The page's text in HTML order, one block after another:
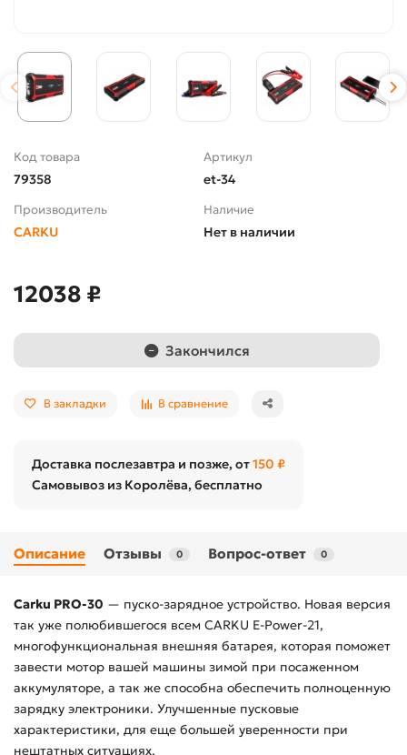
Код товара
79358
Артикул
et-34
Производитель
CARKU
Наличие
Нет в наличии
12038 ₽
Закончился
В закладки В сравнение
Доставка послезавтра и позже, от150 ₽
Самовывоз из Королёва, бесплатно
Описание Отзывы 0 Вопрос-ответ 0
Carku PRO-30 — пуско-зарядное устройство. Новая версия
так уже полюбившегося всем CARKU E-Power-21,
многофункциональная внешняя батарея, которая поможет
завести мотор вашей машины зимой при посаженном
аккумуляторе, а так же способна обеспечить полноценную
зарядку электроники. Улучшенные пусковые
характеристики, для еще большей уверенности при
нештатных ситуациях.